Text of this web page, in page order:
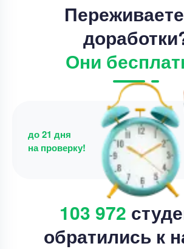
Они
до 21 дня
на проверку!
103 972
обратились к